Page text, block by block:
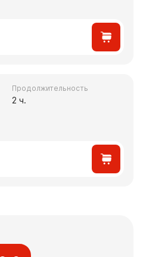
Продолжительность
2 ч.